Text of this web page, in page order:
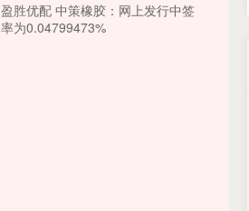
盈胜优配 中策橡胶：网上发行中签
率为0.04799473%